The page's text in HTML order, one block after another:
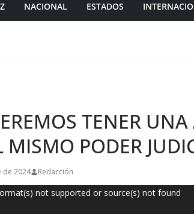
NACIONAL ESTADOS
TENER
MISMO PODER
de 2024 Redacción
not supported or source(s) not found